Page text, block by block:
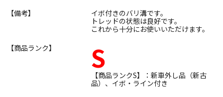
【備考】
イボ付きのバリ溝です。
トレッドの状態は良好です。
これから十分にお使いいただけます。
【商品ランク】
S
【商品ランクS】：新車外し品（新古
品）、イボ・ライン付き